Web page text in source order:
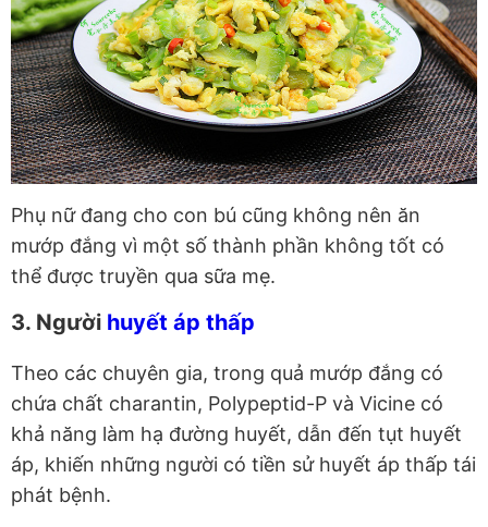
Phụ nữ đang cho con bú cũng không nên ăn
mướp đắng vì một số thành phần không tốt có
thể được truyền qua sữa mẹ.
3. Người huyết áp thấp
Theo các chuyên gia, trong quả mướp đắng có
chứa chất charantin, Polypeptid-P và Vicine có
khả năng làm hạ đường huyết, dẫn đến tụt huyết
áp, khiến những người có tiền sử huyết áp thấp tái
phát bệnh.